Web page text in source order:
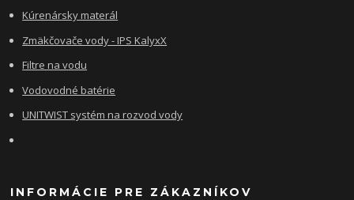
Kúrenársky materál
Zmäkčovače vody - IPS KalyxX
Filtre na vodu
Vodovodné batérie
UNITWIST systém na rozvod vody
INFORMÁCIE PRE ZÁKAZNÍKOV